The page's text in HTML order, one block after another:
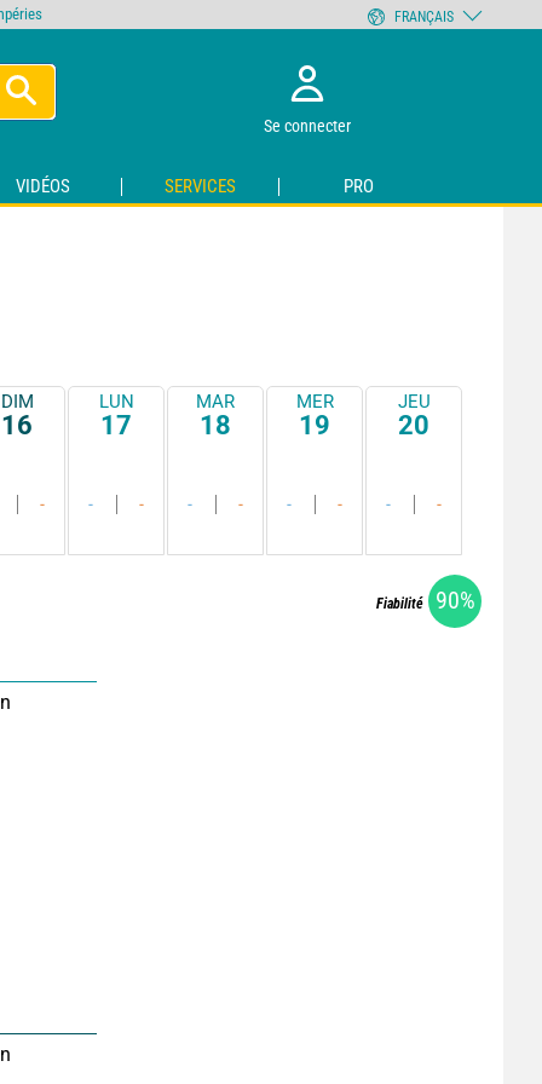
Se connecter
VIDÉOS SERVICES PRO
DIM
16
-
LUN
17
- -
MAR
18
- -
MER
19
- -
JEU
20
- -
Fiabilité 90%
FRANÇAIS